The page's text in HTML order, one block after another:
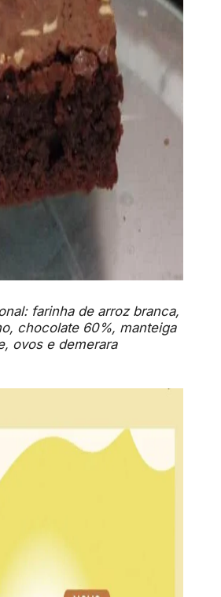
farinha de arroz branca,
chocolate 60%, manteiga
ovos e demerara